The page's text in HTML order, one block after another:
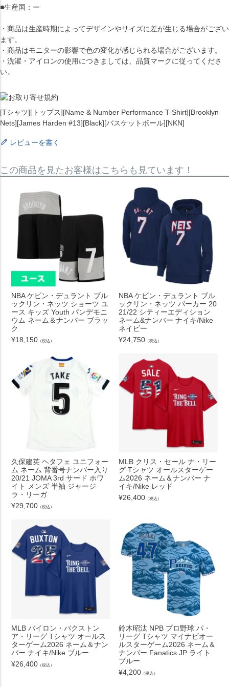
■生産国：ー
・商品は生産時期によってデザインやサイズに差が生じる場合がござい
ます。
・商品はモニターの影響で色の変化が感じられる場合がございます。
・洗濯・アイロンの使用につきましては、品質マークに従ってくださ
い。
[Tシャツ][トップス][Name & Number Performance T-Shirt][Brooklyn
Nets][James Harden #13][Black][バスケットボール][NKN]
レビューを書く
この商品を見たお客様はこちらも見ています！
NBA ケビン・デュラント ブル
ックリン・ネッツ ショーツ ユ
ース キッズ Youth パンデモニ
ウム ネーム＆ナンバー ブラッ
ク
¥18,150 （税込）
NBA ケビン・デュラント ブル
ックリン・ネッツ パーカー 20
21/22 シティーエディション
ネーム&ナンバー ナイキ/Nike
ネイビー
¥24,750 （税込）
久保建英 ヘタフェ ユニフォー
ム ネーム 背番号ナンバー入り
20/21 JOMA 3rd サード ホワ
イト メンズ 半袖 ジャージ
ラ・リーガ
¥29,700 （税込）
MLB クリス・セール ナ・リー
グ Tシャツ オールスターゲー
ム2026 ネーム＆ナンバー ナ
イキ/Nike レッド
¥26,400 （税込）
MLB バイロン・バクストン
ア・リーグ Tシャツ オールス
ターゲーム2026 ネーム＆ナン
バー ナイキ/Nike ブルー
¥26,400 （税込）
鈴木昭汰 NPB プロ野球 パ・
リーグ Tシャツ マイナビオー
ルスターゲーム2026 ネーム＆
ナンバー Fanatics JP ライト
ブルー
¥4,200 （税込）